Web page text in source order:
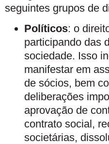
seguintes grupos de
Políticos: o
participando das
sociedade. Isso
manifestar em
de sócios, bem
deliberações
aprovação de
contrato social,
societárias,